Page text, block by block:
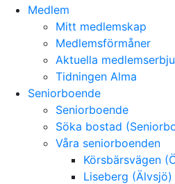
Medlem
Mitt medlemskap
Medlemsförmåner
Aktuella
Tidningen Alma
Seniorboende
Seniorboende
Söka bostad
Våra seniorboenden
Körsbärsvägen
Liseberg (Älvsjö)